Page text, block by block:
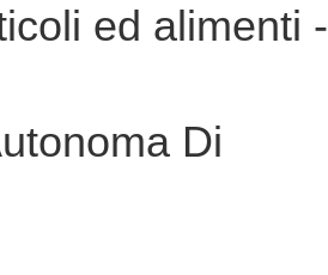
ed alimenti -
Di